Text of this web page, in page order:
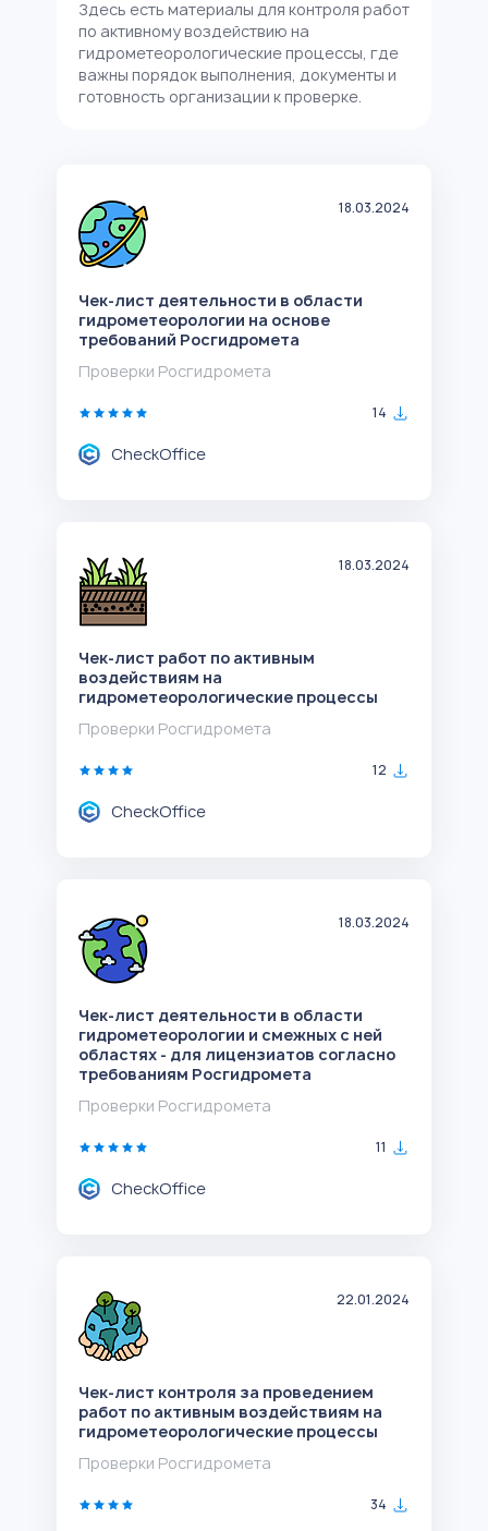
Здесь есть материалы для контроля работ
по активному воздействию на
гидрометеорологические процессы, где
важны порядок выполнения, документы и
готовность организации к проверке.
18.03.2024
Чек-лист деятельности в области
гидрометеорологии на основе
требований Росгидромета
Проверки Росгидромета
14
CheckOffice
18.03.2024
Чек-лист работ по активным
воздействиям на
гидрометеорологические процессы
Проверки Росгидромета
12
CheckOffice
18.03.2024
Чек-лист деятельности в области
гидрометеорологии и смежных с ней
областях - для лицензиатов согласно
требованиям Росгидромета
Проверки Росгидромета
11
CheckOffice
22.01.2024
Чек-лист контроля за проведением
работ по активным воздействиям на
гидрометеорологические процессы
Проверки Росгидромета
34